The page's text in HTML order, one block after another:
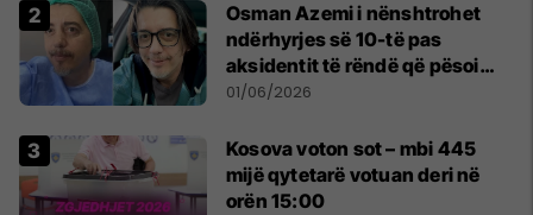
Osman Azemi i nënshtrohet
ndërhyrjes së 10-të pas
aksidentit të rëndë që pësoi
vitin e kaluar
01/06/2026
Kosova voton sot – mbi 445
mijë qytetarë votuan deri në
orën 15:00